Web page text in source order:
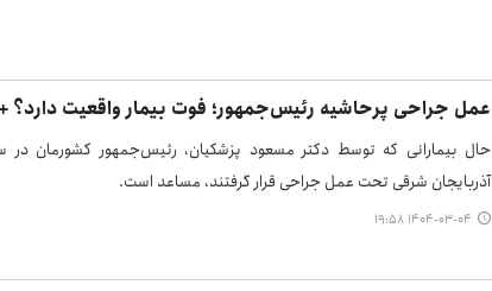
عمل جراحی پرحاشیه رئیس‌جمهور؛ فوت بیمار واقعیت دارد؟
حال بیمارانی که توسط دکتر مسعود پزشکیان، رئیس‌جمهور کشورمان در
آذربایجان شرقی تحت عمل جراحی قرار گرفتند، مساعد است.
۱۴۰۴-۰۳-۰۴ ۱۹:۵۸